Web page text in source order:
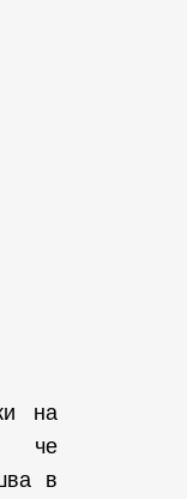
на
че
в